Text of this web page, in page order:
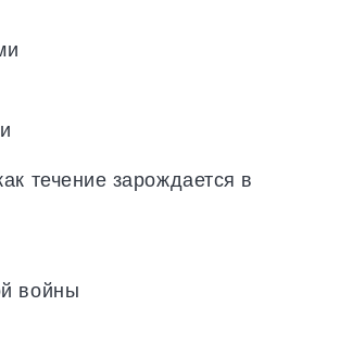
течение зарождается в
войны